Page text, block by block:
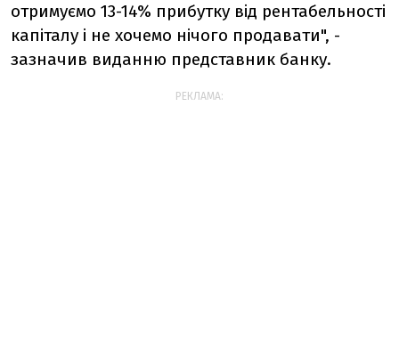
отримуємо 13-14% прибутку від рентабельності
капіталу і не хочемо нічого продавати", -
зазначив виданню представник банку.
РЕКЛАМА: